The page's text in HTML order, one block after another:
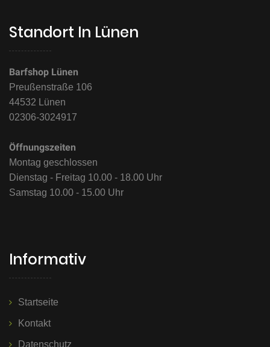
Standort In Lünen
Barfshop Lünen
Preußenstraße 106
44532 Lünen
02306-3024917
Öffnungszeiten
Montag geschlossen
Dienstag - Freitag 10.00 - 18.00 Uhr
Samstag 10.00 - 15.00 Uhr
Informativ
Startseite
Kontakt
Datenschutz